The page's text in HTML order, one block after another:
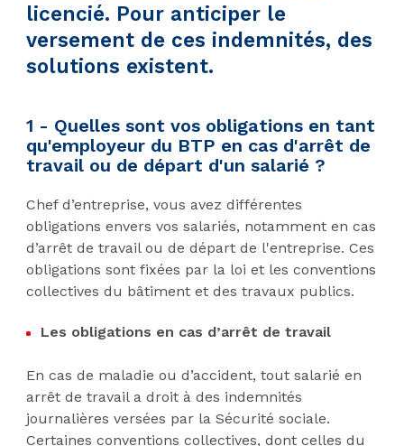
licencié. Pour anticiper le
versement de ces indemnités, des
solutions existent.
1 - Quelles sont vos obligations en tant
qu'employeur du BTP en cas d'arrêt de
travail ou de départ d'un salarié ?
Chef d’entreprise, vous avez différentes
obligations envers vos salariés, notamment en cas
d’arrêt de travail ou de départ de l'entreprise. Ces
obligations sont fixées par la loi et les conventions
collectives du bâtiment et des travaux publics.
Les obligations en cas d’arrêt de travail
En cas de maladie ou d’accident, tout salarié en
arrêt de travail a droit à des indemnités
journalières versées par la Sécurité sociale.
Certaines conventions collectives, dont celles du